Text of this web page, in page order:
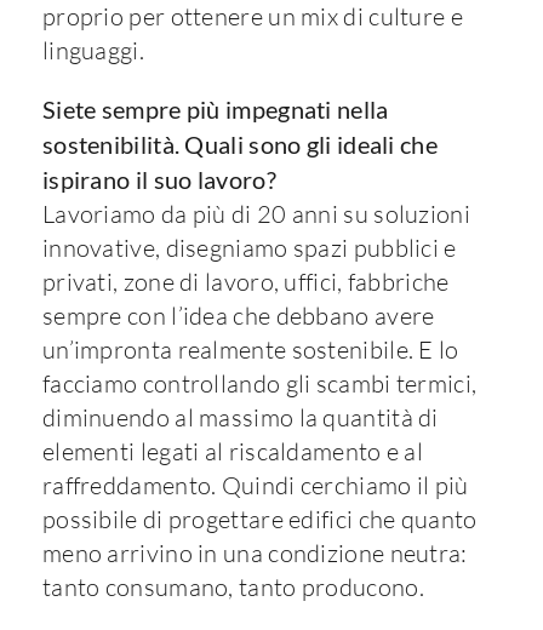
proprio per ottenere un mix di culture e
linguaggi.
Siete sempre più impegnati nella
sostenibilità. Quali sono gli ideali che
ispirano il suo lavoro?
Lavoriamo da più di 20 anni su soluzioni
innovative, disegniamo spazi pubblici e
privati, zone di lavoro, uffici, fabbriche
sempre con l’idea che debbano avere
un’impronta realmente sostenibile. E lo
facciamo controllando gli scambi termici,
diminuendo al massimo la quantità di
elementi legati al riscaldamento e al
raffreddamento. Quindi cerchiamo il più
possibile di progettare edifici che quanto
meno arrivino in una condizione neutra:
tanto consumano, tanto producono.